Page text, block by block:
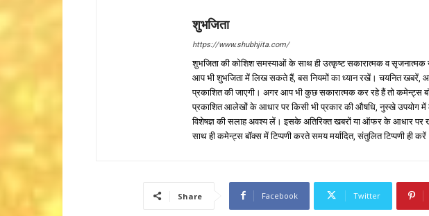
शुभजिता
https://www.shubhjita.com/
शुभजिता की कोशिश समस्याओं के साथ ही उत्कृष्ट सकारात्मक व
आप भी शुभजिता में लिख सकते हैं, बस नियमों का ध्यान रखें। चयनित खबरें,
प्रकाशित की जाएगी। अगर आप भी कुछ सकारात्मक कर रहे हैं तो कमेन्ट्स
प्रकाशित आलेखों के आधार पर किसी भी प्रकार की औषधि, नुस्खे उपयोग में
विशेषज्ञ की सलाह अवश्य लें। इसके अतिरिक्त खबरों या ऑफर के आधार
साथ ही कमेन्ट्स बॉक्स में टिप्पणी करते समय मर्यादित, संतुलित टिप्पणी ही
Share Facebook Twitter